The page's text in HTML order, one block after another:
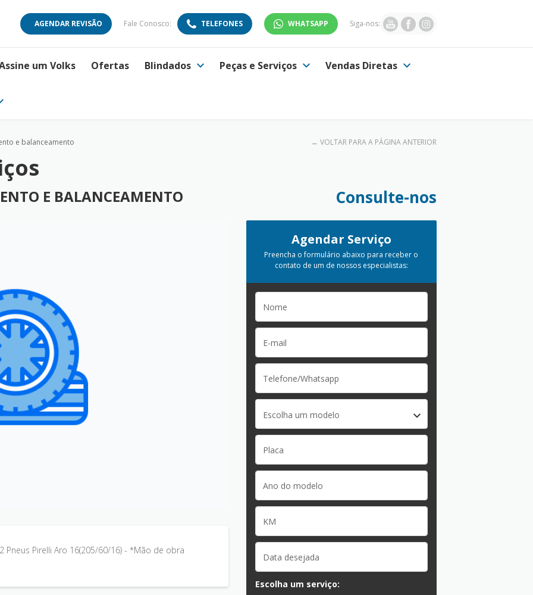
AGENDAR REVISÃO Fale Conosco: TELEFONES WHATSAPP Siga-nos:
um Volks Ofertas Blindados Peças e Serviços Vendas Diretas
e balanceamento ← VOLTAR PARA A PÁGINA ANTERIOR
E BALANCEAMENTO Consulte-nos
Pneus Pirelli Aro 16(205/60/16) - *Mão de obra
Agendar Serviço
Preencha o formulário abaixo para receber o
contato de um de nossos especialistas:
Escolha um modelo
Escolha um serviço: